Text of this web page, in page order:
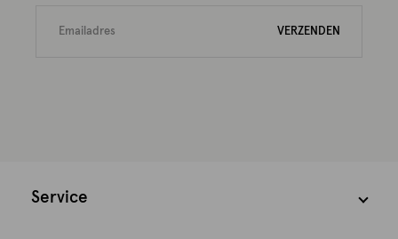
VERZENDEN
Service